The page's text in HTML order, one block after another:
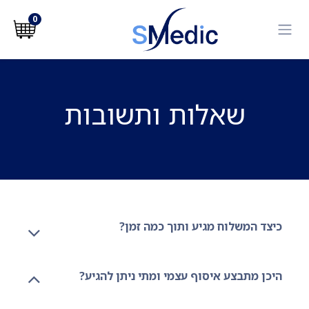
0
שאלות ותשובות
כיצד המשלוח מגיע ותוך כמה זמן?
היכן מתבצע איסוף עצמי ומתי ניתן להגיע?